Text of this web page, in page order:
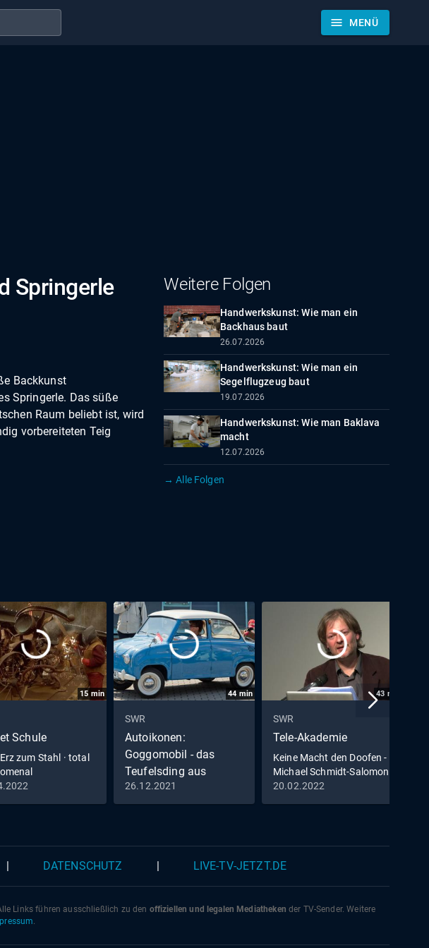
menu MENÜ
Springerle
Backkunst
Springerle. Das süße
Raum beliebt ist, wird
vorbereiteten Teig
Weitere Folgen
Handwerkskunst: Wie man ein
Backhaus baut
26.07.2026
Handwerkskunst: Wie man ein
Segelflugzeug baut
19.07.2026
Handwerkskunst: Wie man Baklava
macht
12.07.2026
→ Alle Folgen
15 min
Schule
zum Stahl · total
44 min
SWR
Autoikonen:
Goggomobil - das
Teufelsding aus
Dingolfing
26.12.2021
43 min
SWR
Tele-Akademie
Keine Macht den Doofen -
Michael Schmidt-Salomon
20.02.2022
DATENSCHUTZ LIVE-TV-JETZT.DE
Links führen ausschließlich zu den offiziellen und legalen Mediatheken der TV-Sender. Weitere
.